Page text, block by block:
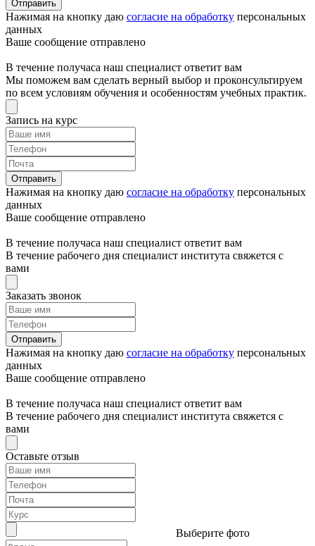
Отправить
Нажимая на кнопку даю согласие на обработку персональных
данных
Ваше сообщение отправлено
В течение получаса наш специалист ответит вам
Мы поможем вам сделать верный выбор и проконсультируем
по всем условиям обучения и особенностям учебных практик.
Запись на курс
Отправить
Нажимая на кнопку даю согласие на обработку персональных
данных
Ваше сообщение отправлено
В течение получаса наш специалист ответит вам
В течение рабочего дня специалист института свяжется с
вами
Заказать звонок
Отправить
Нажимая на кнопку даю согласие на обработку персональных
данных
Ваше сообщение отправлено
В течение получаса наш специалист ответит вам
В течение рабочего дня специалист института свяжется с
вами
Оставьте отзыв
Выберите фото